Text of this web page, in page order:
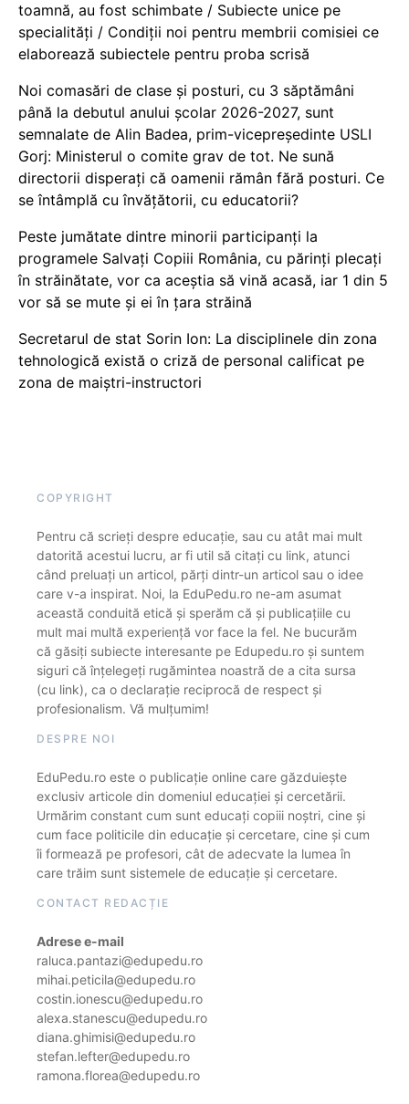
toamnă, au fost schimbate / Subiecte unice pe
specialități / Condiții noi pentru membrii comisiei ce
elaborează subiectele pentru proba scrisă
Noi comasări de clase și posturi, cu 3 săptămâni
până la debutul anului școlar 2026-2027, sunt
semnalate de Alin Badea, prim-vicepreședinte USLI
Gorj: Ministerul o comite grav de tot. Ne sună
directorii disperați că oamenii rămân fără posturi. Ce
se întâmplă cu învățătorii, cu educatorii?
Peste jumătate dintre minorii participanți la
programele Salvați Copiii România, cu părinți plecați
în străinătate, vor ca aceștia să vină acasă, iar 1 din 5
vor să se mute și ei în țara străină
Secretarul de stat Sorin Ion: La disciplinele din zona
tehnologică există o criză de personal calificat pe
zona de maiștri-instructori
COPYRIGHT
Pentru că scrieți despre educație, sau cu atât mai mult
datorită acestui lucru, ar fi util să citați cu link, atunci
când preluați un articol, părți dintr-un articol sau o idee
care v-a inspirat. Noi, la EduPedu.ro ne-am asumat
această conduită etică și sperăm că și publicațiile cu
mult mai multă experiență vor face la fel. Ne bucurăm
că găsiți subiecte interesante pe Edupedu.ro și suntem
siguri că înțelegeți rugămintea noastră de a cita sursa
(cu link), ca o declarație reciprocă de respect și
profesionalism. Vă mulțumim!
DESPRE NOI
EduPedu.ro este o publicație online care găzduiește
exclusiv articole din domeniul educației și cercetării.
Urmărim constant cum sunt educați copiii noștri, cine și
cum face politicile din educație și cercetare, cine și cum
îi formează pe profesori, cât de adecvate la lumea în
care trăim sunt sistemele de educație și cercetare.
CONTACT REDACȚIE
Adrese e-mail
raluca.pantazi@edupedu.ro
mihai.peticila@edupedu.ro
costin.ionescu@edupedu.ro
alexa.stanescu@edupedu.ro
diana.ghimisi@edupedu.ro
stefan.lefter@edupedu.ro
ramona.florea@edupedu.ro